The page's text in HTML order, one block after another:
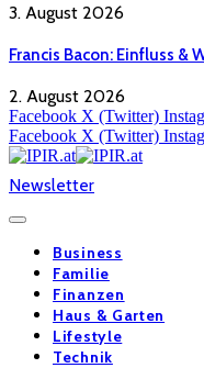
3. August 2026
Francis Bacon: Einfluss &
2. August 2026
Facebook X (Twitter)
Facebook X (Twitter)
Newsletter
Business
Familie
Finanzen
Haus & Garten
Lifestyle
Technik